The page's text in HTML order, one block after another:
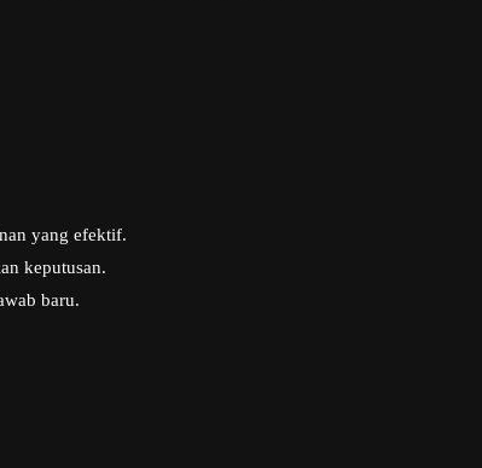
yang efektif.
keputusan.
baru.